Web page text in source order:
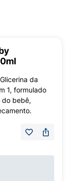
da
1, formulado
do bebê,